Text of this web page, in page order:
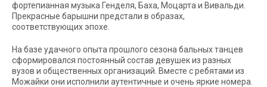
фортепианная музыка Генделя, Баха, Моцарта и Вивальди.
Прекрасные барышни предстали в образах,
соответствующих эпохе.
На базе удачного опыта прошлого сезона бальных танцев
сформировался постоянный состав девушек из разных
вузов и общественных организаций. Вместе с ребятами из
Можайки они исполнили аутентичные и очень яркие номера.